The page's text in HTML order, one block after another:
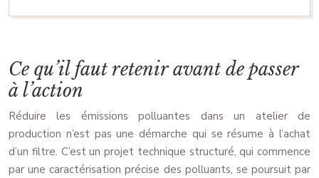
Ce qu’il faut retenir avant de passer
à l’action
Réduire les émissions polluantes dans un atelier de
production n’est pas une démarche qui se résume à l’achat
d’un filtre. C’est un projet technique structuré, qui commence
par une caractérisation précise des polluants, se poursuit par